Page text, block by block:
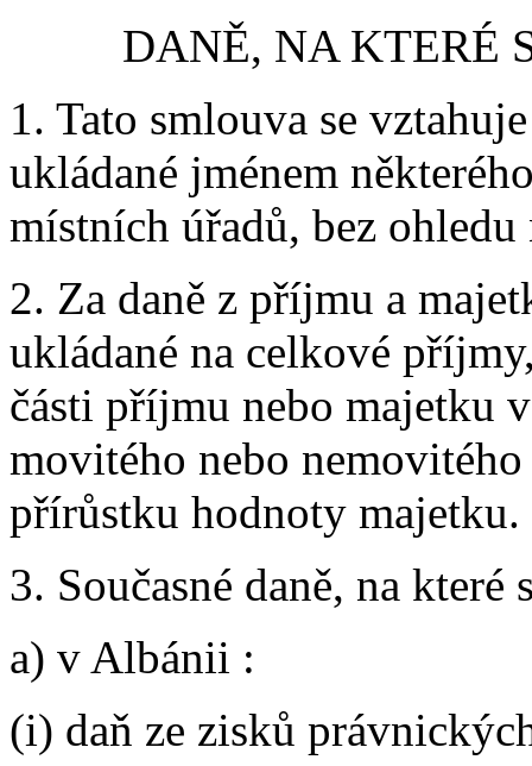
DANĚ, NA KTERÉ
1. Tato smlouva se
ukládané jménem
místních úřadů, bez
2. Za daně z příjmu a
ukládané na celkové
části příjmu nebo majetku
movitého nebo
přírůstku hodnoty majetku.
3. Současné daně, na
a) v Albánii :
(i) daň ze zisků